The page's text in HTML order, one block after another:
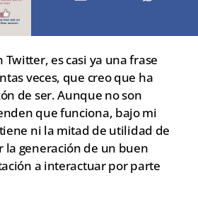
Twitter, es casi ya una frase
veces, que creo que ha
de ser. Aunque no son
que funciona, bajo mi
ni la mitad de utilidad de
la generación de un buen
a interactuar por parte